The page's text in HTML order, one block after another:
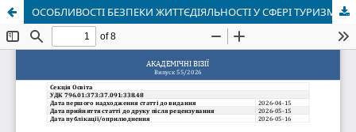
ОСОБЛИВОСТІ БЕЗПЕКИ ЖИТТЄДІЯЛЬНОСТІ У СФЕРІ ТУРИЗМУ